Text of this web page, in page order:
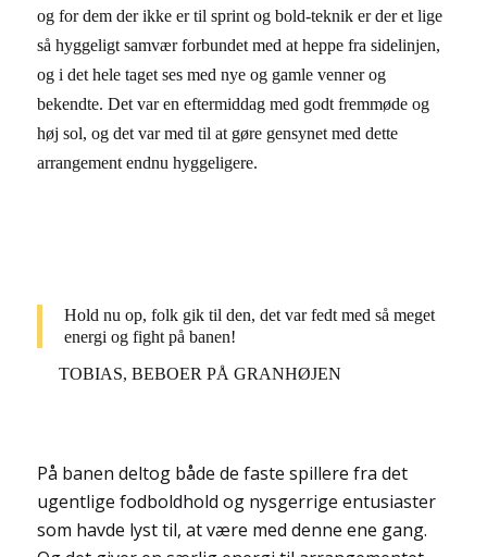
og for dem der ikke er til sprint og bold-teknik er der et lige
så hyggeligt samvær forbundet med at heppe fra sidelinjen,
og i det hele taget ses med nye og gamle venner og
bekendte. Det var en eftermiddag med godt fremmøde og
høj sol, og det var med til at gøre gensynet med dette
arrangement endnu hyggeligere.
Hold nu op, folk gik til den, det var fedt med så meget
energi og fight på banen!
TOBIAS, BEBOER PÅ GRANHØJEN
På banen deltog både de faste spillere fra det
ugentlige fodboldhold og nysgerrige entusiaster
som havde lyst til, at være med denne ene gang.